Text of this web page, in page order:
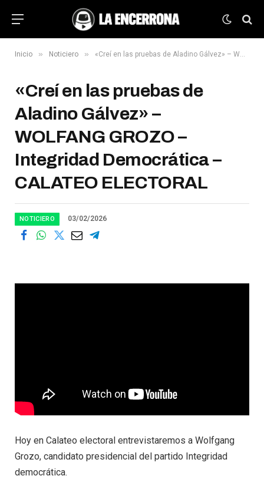
Inicio » Noticiero » «Creí en las pruebas de Aladino Gálvez» – WOLFANG GROZO – Integridad Democrática – CALATEO ELECTORAL
«Creí en las pruebas de
Aladino Gálvez» –
WOLFANG GROZO –
Integridad Democrática –
CALATEO ELECTORAL
NOTICIERO 03/02/2026
Hoy en Calateo electoral entrevistaremos a Wolfgang
Grozo, candidato presidencial del partido Integridad
democrática.